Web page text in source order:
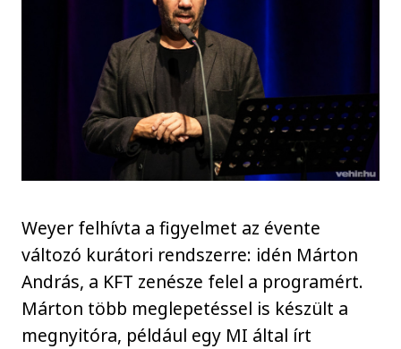
Weyer felhívta a figyelmet az évente
változó kurátori rendszerre: idén Márton
András, a KFT zenésze felel a programért.
Márton több meglepetéssel is készült a
megnyitóra, például egy MI által írt